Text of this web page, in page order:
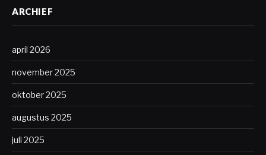
ARCHIEF
april 2026
november 2025
oktober 2025
augustus 2025
juli 2025